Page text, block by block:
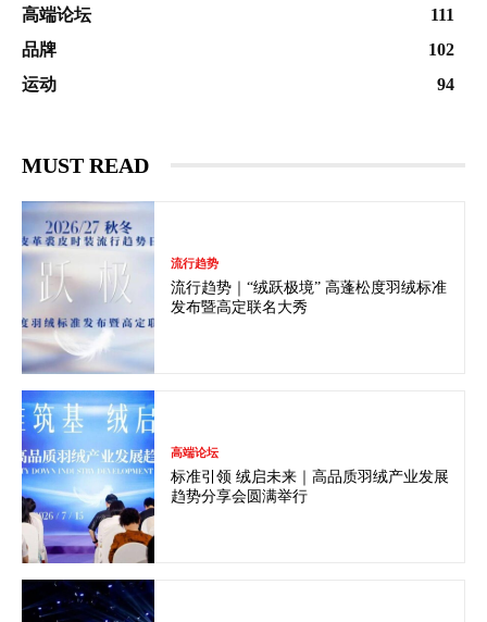
高端论坛
111
品牌
102
运动
94
MUST READ
流行趋势
流行趋势｜“绒跃极境” 高蓬松度羽绒标准
发布暨高定联名大秀
高端论坛
标准引领 绒启未来｜高品质羽绒产业发展
趋势分享会圆满举行